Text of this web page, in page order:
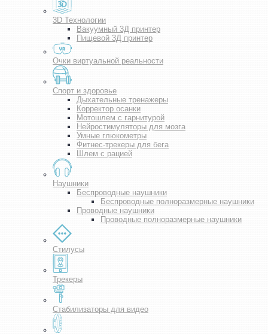
3D Технологии
Вакуумный 3Д принтер
Пищевой 3Д принтер
Очки виртуальной реальности
Спорт и здоровье
Дыхательные тренажеры
Корректор осанки
Мотошлем с гарнитурой
Нейростимуляторы для мозга
Умные глюкометры
Фитнес-трекеры для бега
Шлем с рацией
Наушники
Беспроводные наушники
Беспроводные полноразмерные наушники
Проводные наушники
Проводные полноразмерные наушники
Стилусы
Трекеры
Стабилизаторы для видео